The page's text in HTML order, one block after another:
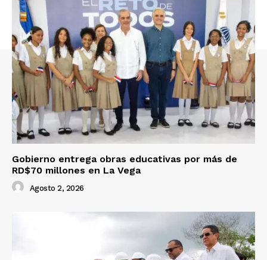
Gobierno entrega obras educativas por más de
RD$70 millones en La Vega
Agosto 2, 2026